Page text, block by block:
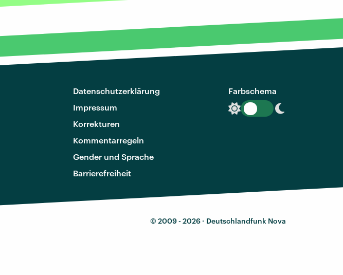
Datenschutzerklärung
Impressum
Korrekturen
Kommentarregeln
Gender und Sprache
Barrierefreiheit
Farbschema
© 2009 - 2026 · Deutschlandfunk Nova